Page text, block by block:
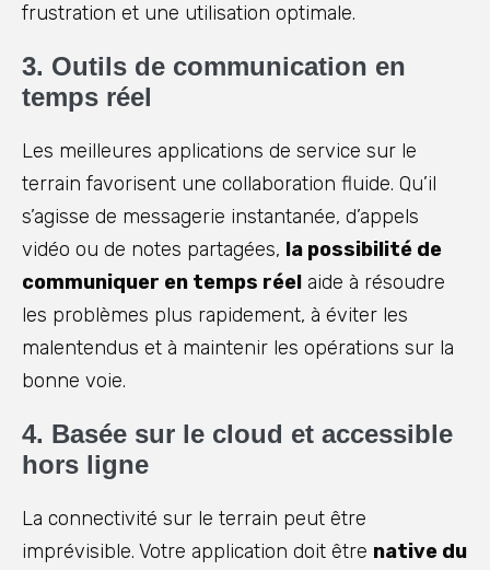
frustration et une utilisation optimale.
3. Outils de communication en
temps réel
Les meilleures applications de service sur le
terrain favorisent une collaboration fluide. Qu’il
s’agisse de messagerie instantanée, d’appels
vidéo ou de notes partagées, la possibilité de
communiquer en temps réel aide à résoudre
les problèmes plus rapidement, à éviter les
malentendus et à maintenir les opérations sur la
bonne voie.
4. Basée sur le cloud et accessible
hors ligne
La connectivité sur le terrain peut être
imprévisible. Votre application doit être native du